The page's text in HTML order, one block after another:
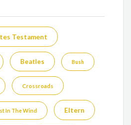
Testament
Beatles Bush
Crossroads
In The Wind Eltern